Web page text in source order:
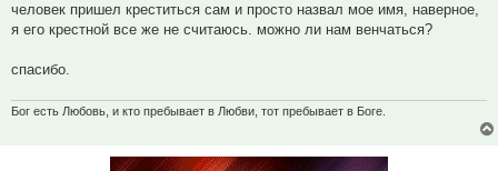
человек пришел креститься сам и просто назвал мое имя, наверное,
я его крестной все же не считаюсь. можно ли нам венчаться?
спасибо.
Бог есть Любовь, и кто пребывает в Любви, тот пребывает в Боге.